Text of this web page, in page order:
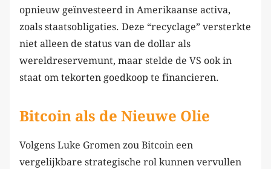
opnieuw geïnvesteerd in Amerikaanse activa,
zoals staatsobligaties. Deze “recyclage” versterkte
niet alleen de status van de dollar als
wereldreservemunt, maar stelde de VS ook in
staat om tekorten goedkoop te financieren.
Bitcoin als de Nieuwe Olie
Volgens Luke Gromen zou Bitcoin een
vergelijkbare strategische rol kunnen vervullen